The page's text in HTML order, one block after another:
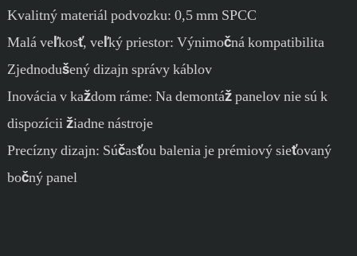
Kvalitný materiál podvozku: 0,5 mm SPCC
Malá veľkosť, veľký priestor: Výnimočná kompatibilita
Zjednodušený dizajn správy káblov
Inovácia v každom ráme: Na demontáž panelov nie sú k
dispozícii žiadne nástroje
Precízny dizajn: Súčasťou balenia je prémiový sieťovaný
bočný panel